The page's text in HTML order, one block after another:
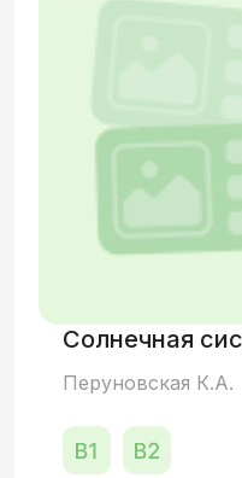
Солнечная
Перуновская К.А.